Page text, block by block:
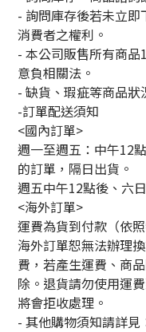
- 詢問庫存後若未立
消費者之權利。
- 本公司販售所有商
意負相關法。
- 缺貨、瑕疵等商品
-訂單配送須知
<國內訂單>
週一至週五：中午12
的訂單，隔日出貨。
週五中午12點後、六
<海外訂單>
運費為貨到付款（依
海外訂單恕無法辦理
費，若產生運費、商
除。退貨請勿使用運
將會拒收處理。
- 其他購物須知請詳見